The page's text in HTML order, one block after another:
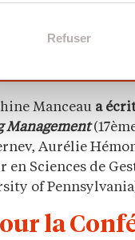
Refuser
elles la
investissent les
Manceau a
Management
Aurélie
en Sciences de
of
la